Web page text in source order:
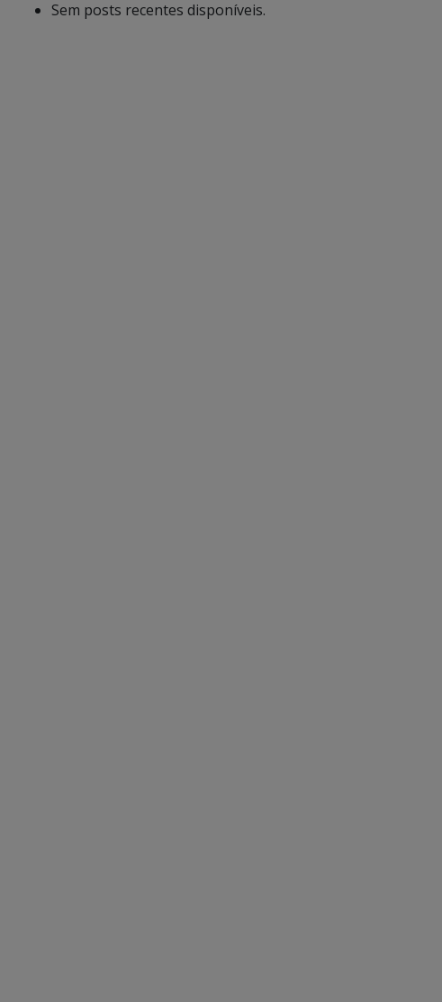
Sem posts recentes disponíveis.